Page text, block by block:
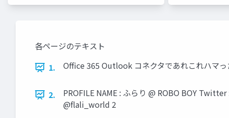
各ページのテキスト
1.
Office 365 Outlook コネクタであれこれハマ
2.
PROFILE NAME : ふらり @ ROBO BOY
@flali_world 2